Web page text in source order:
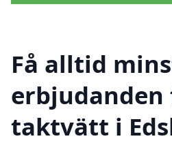
Få alltid
erbjudanden
taktvätt i